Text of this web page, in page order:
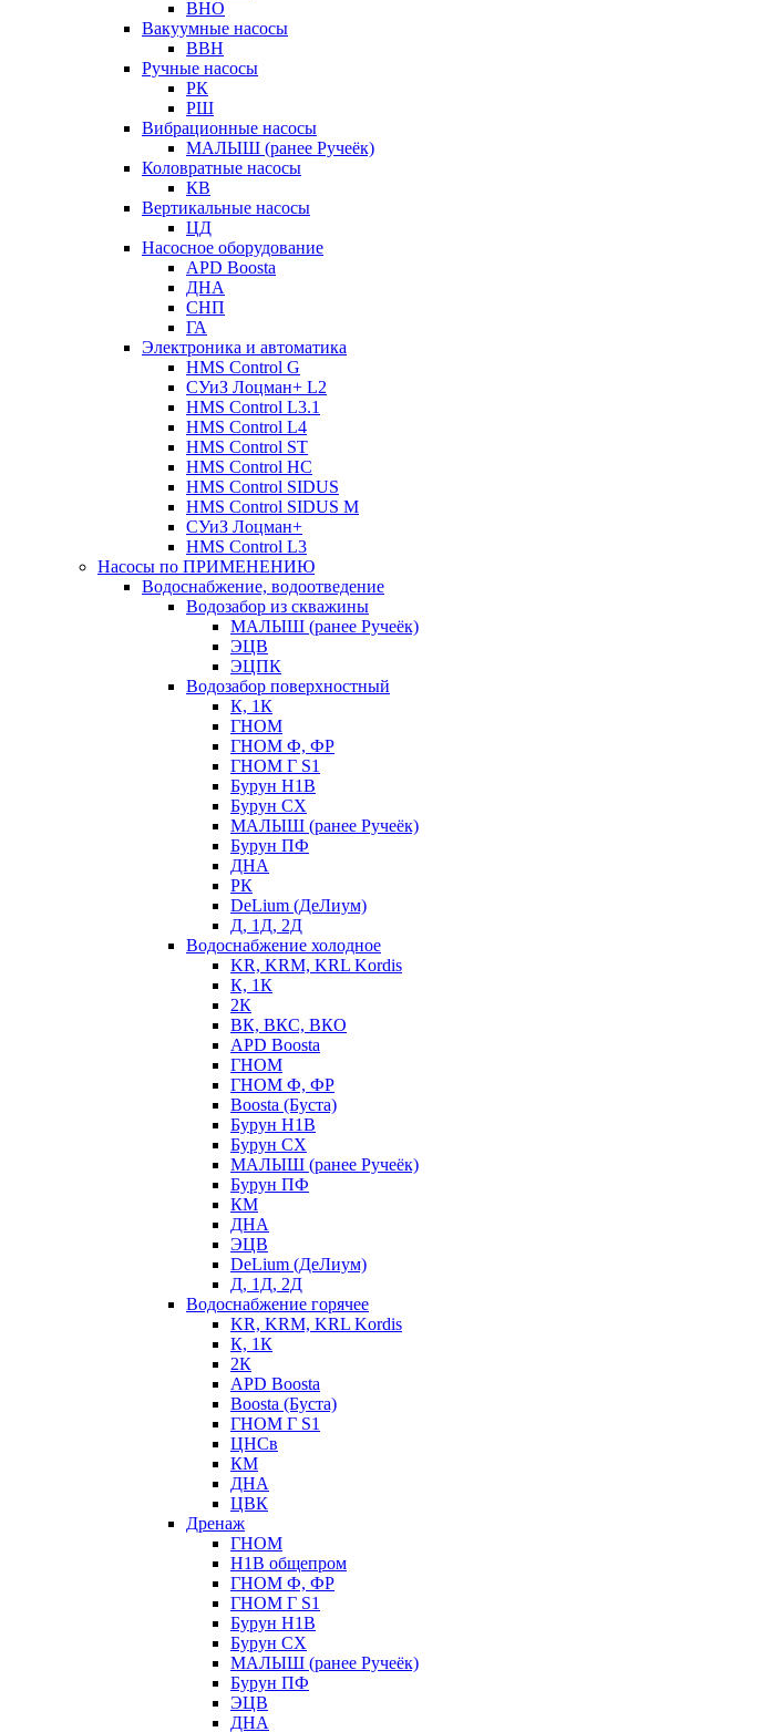
ВНО
Вакуумные насосы
ВВН
Ручные насосы
РК
РШ
Вибрационные насосы
МАЛЫШ (ранее Ручеёк)
Коловратные насосы
КВ
Вертикальные насосы
ЦД
Насосное оборудование
APD Boosta
ДНА
СНП
ГА
Электроника и автоматика
HMS Control G
СУиЗ Лоцман+ L2
HMS Control L3.1
HMS Control L4
HMS Control ST
HMS Control HC
HMS Control SIDUS
HMS Control SIDUS M
СУиЗ Лоцман+
HMS Control L3
Насосы по ПРИМЕНЕНИЮ
Водоснабжение, водоотведение
Водозабор из скважины
МАЛЫШ (ранее Ручеёк)
ЭЦВ
ЭЦПК
Водозабор поверхностный
К, 1К
ГНОМ
ГНОМ Ф, ФР
ГНОМ Г S1
Бурун Н1В
Бурун СХ
МАЛЫШ (ранее Ручеёк)
Бурун ПФ
ДНА
РК
DeLium (ДеЛиум)
Д, 1Д, 2Д
Водоснабжение холодное
KR, KRM, KRL Kordis
К, 1К
2К
ВК, ВКС, ВКО
APD Boosta
ГНОМ
ГНОМ Ф, ФР
Boosta (Буста)
Бурун Н1В
Бурун СХ
МАЛЫШ (ранее Ручеёк)
Бурун ПФ
КМ
ДНА
ЭЦВ
DeLium (ДеЛиум)
Д, 1Д, 2Д
Водоснабжение горячее
KR, KRM, KRL Kordis
К, 1К
2К
APD Boosta
Boosta (Буста)
ГНОМ Г S1
ЦНСв
КМ
ДНА
ЦВК
Дренаж
ГНОМ
Н1В общепром
ГНОМ Ф, ФР
ГНОМ Г S1
Бурун Н1В
Бурун СХ
МАЛЫШ (ранее Ручеёк)
Бурун ПФ
ЭЦВ
ДНА